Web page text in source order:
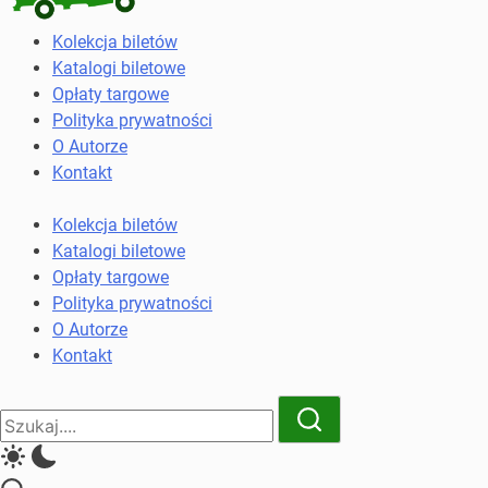
Kolekcja
biletów
komunikacji
miejskiej
kolejowych
Kolekcja biletów
Katalogi biletowe
Opłaty targowe
Polityka prywatności
O Autorze
Kontakt
Kolekcja biletów
Katalogi biletowe
Opłaty targowe
Polityka prywatności
O Autorze
Kontakt
Close
Search
Search